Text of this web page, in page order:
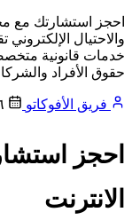
احجز استشارتك مع
والاحتيال
خدمات قانونية
حقوق الأفراد
فريق الأفوكاتو ١٦
احجز
الانترنت